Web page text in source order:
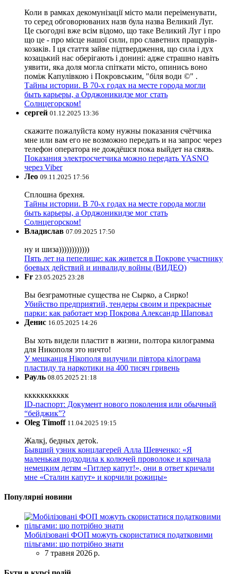
Коли в рамках декомунізації місто мали переіменувати,
то серед обговорюваних назв була назва Великий Луг.
Це сьогодні вже всім відомо, що таке Великий Луг і про
що це - про місце нашої сили, про славетних пращурів-
козаків. І ця стаття зайве підтвердження, що сила і дух
козацький нас оберігають і донині: адже страшно навіть
уявити, яка доля могла спіткати місто, опинись воно
поміж Капулівкою і Покровським, "біля води ©" .
Тайны истории. В 70-х годах на месте города могли
быть карьеры, а Орджоникидзе мог стать
Солнцегорском!
сергей 01.12.2025 13:36
скажите пожалуйста кому нужны показания счётчика
мне или вам его не возможно передать и на запрос через
телефон оператора не дождёшся пока выйдет на связь.
Показания электросчетчика можно передать YASNO
через Viber
Лео 09.11.2025 17:56
Сплошна брехня.
Тайны истории. В 70-х годах на месте города могли
быть карьеры, а Орджоникидзе мог стать
Солнцегорском!
Владислав 07.09.2025 17:50
ну и шиза))))))))))))
Пять лет на пепелище: как живется в Покрове участнику
боевых действий и инвалиду войны (ВИДЕО)
Fr 23.05.2025 23:28
Вы безграмотные существа не Сырко, а Сирко!
Убийство предприятий, тендеры своим и прекрасные
парки: как работает мэр Покрова Александр Шаповал
Денис 16.05.2025 14:26
Вы хоть видели пластит в жизни, полтора килограмма
для Никополя это ничто!
У мешканця Нікополя вилучили півтора кілограма
пластиду та наркотики на 400 тисяч гривень
Рауль 08.05.2025 21:18
ккккккккккк
ID-паспорт: Документ нового поколения или обычный
“бейджик”?
Oleg Timoff 11.04.2025 19:15
Жалкj, бедных детok.
Бывший узник концлагерей Алла Шевченко: «Я
маленькая подходила к колючей проволоке и кричала
немецким детям «Гитлер капут!», они в ответ кричали
мне «Сталин капут» и корчили рожицы»
Популярні новини
Мобілізовані ФОП можуть скористатися податковими
пільгами: що потрібно знати
7 травня 2026 р.